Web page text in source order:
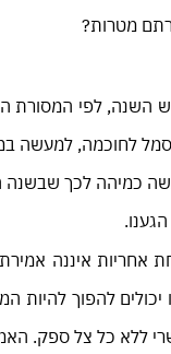
מטרות?
השנה, לפי המסורת
לחוכמה, למעשה
כמיהה לכך שבשנה
הגענו.
אחריות איננה
יכולים להפוך להיות
ללא כל צל ספק.